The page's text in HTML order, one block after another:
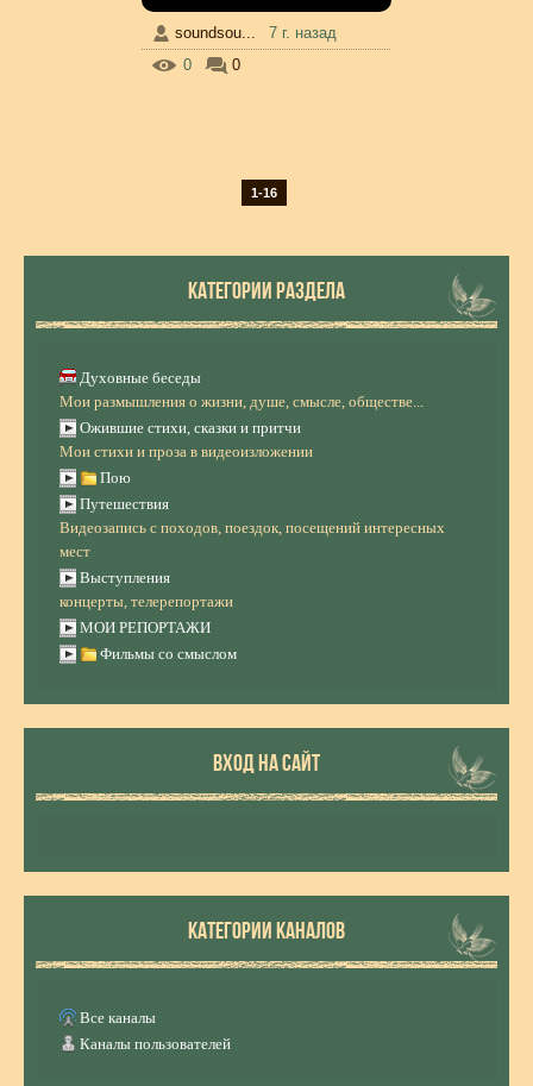
soundsou...
7 г. назад
0
0
1-16
КАТЕГОРИИ РАЗДЕЛА
Духовные беседы
Мои размышления о жизни, душе, смысле, обществе...
Ожившие стихи, сказки и притчи
Мои стихи и проза в видеоизложении
Пою
Путешествия
Видеозапись с походов, поездок, посещений интересных
мест
Выступления
концерты, телерепортажи
МОИ РЕПОРТАЖИ
Фильмы со смыслом
ВХОД НА САЙТ
КАТЕГОРИИ КАНАЛОВ
Все каналы
Каналы пользователей